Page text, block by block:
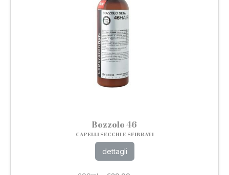
Bozzolo 46
CAPELLI SECCHI E SFIBRATI
dettagli